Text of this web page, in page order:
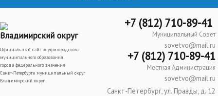
Владимирский округ
Официальный сайт внутригородского
муниципального образования
города федерального значения
Санкт-Петербурга муниципальный округ
Владимирский округ
+7 (812) 710-89-41
Муниципальный Совет
sovetvo@mail.ru
+7 (812) 710-89-41
Местная Администрация
sovetvo@mail.ru
Санкт-Петербург, ул. Правды, д. 12